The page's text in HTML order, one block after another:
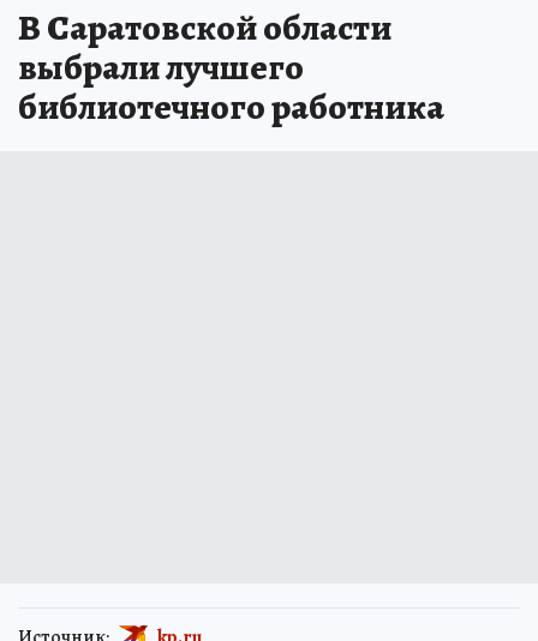
В Саратовской области
выбрали лучшего
библиотечного работника